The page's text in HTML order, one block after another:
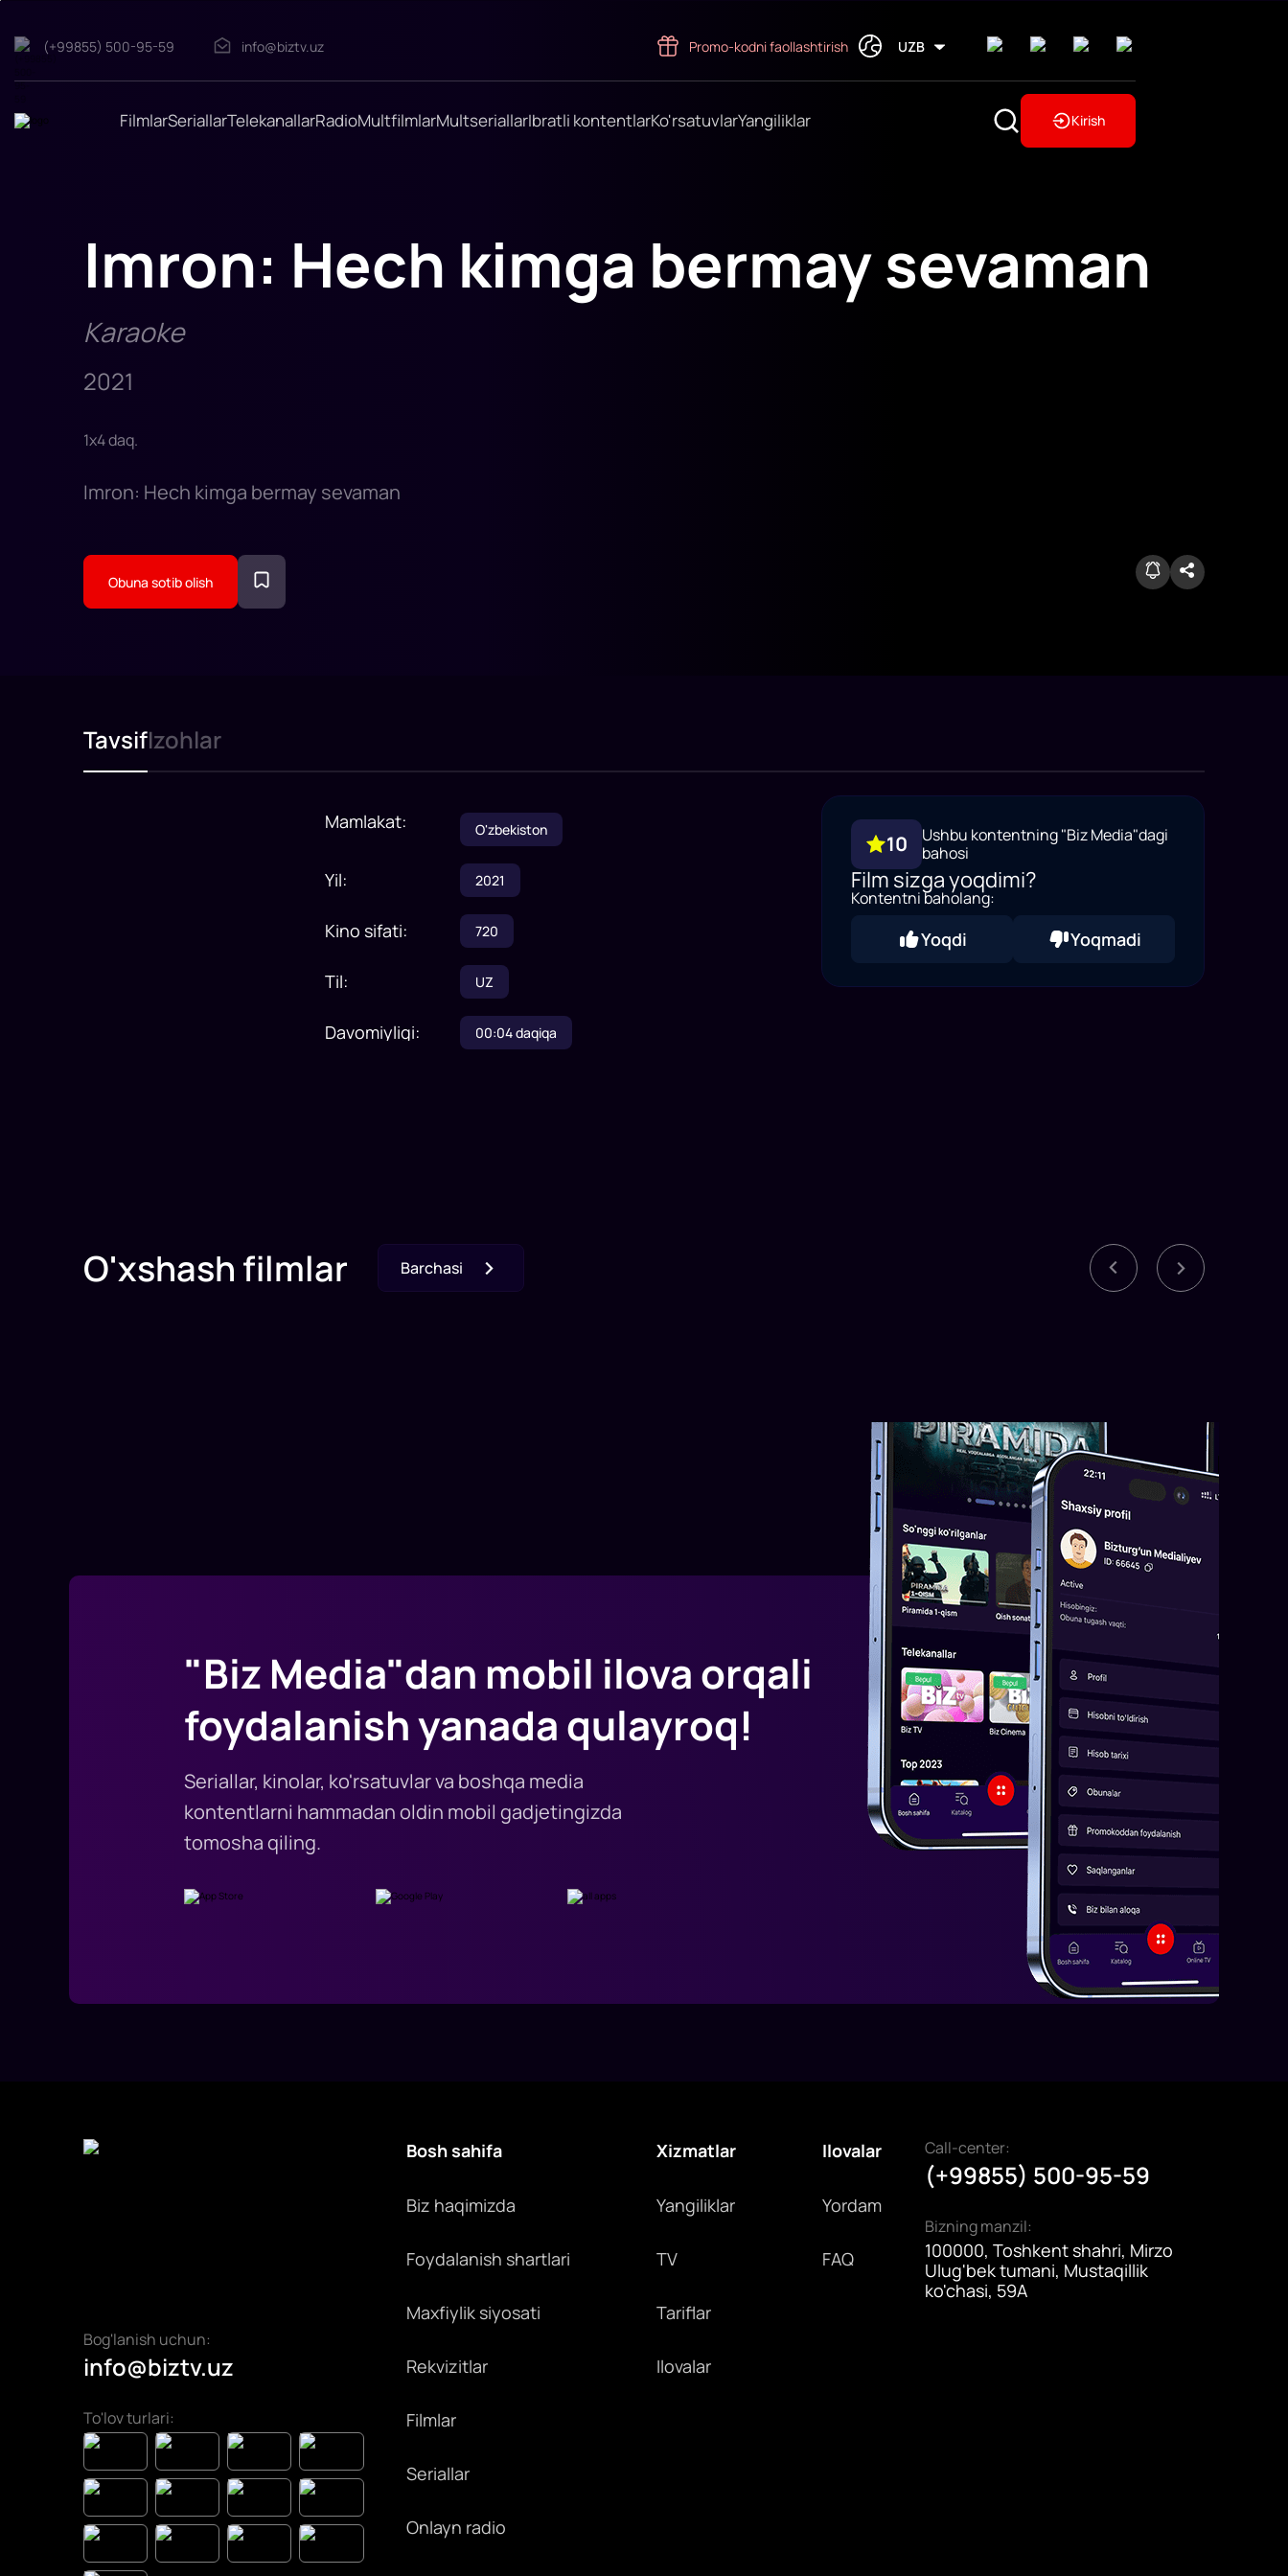
Hech
kimga
(+99855) 500-95-59 info@biztv.uz Promo-kodni faollashtirish UZB
FilmlarSeriallarTelekanallarRadioMultfilmlarMultseriallarIbratli kontentlarKo'rsatuvlarYangiliklar Kirish
Imron: Hech kimga bermay sevaman
Karaoke
2021
1x4daq.
Imron: Hech kimga bermay sevaman
Obuna sotib olish
TavsifIzohlar
Mamlakat: O'zbekiston
Yil: 2021
Kino sifati: 720
Til: UZ
Davomiyligi: 00:04daqiqa
10
Ushbu kontentning "Biz Media"dagi
bahosi
Film sizga yoqdimi?
Kontentni baholang:
Yoqdi Yoqmadi
O'xshash filmlar Barchasi
"Biz Media"dan mobil ilova orqali
foydalanish yanada qulayroq!
Seriallar, kinolar, ko'rsatuvlar va boshqa media
kontentlarni hammadan oldin mobil gadjetingizda
tomosha qiling.
Bog'lanish uchun:
info@biztv.uz
To'lov turlari:
Bosh sahifa
Biz haqimizda
Foydalanish shartlari
Maxfiylik siyosati
Rekvizitlar
Filmlar
Seriallar
Onlayn radio
Xizmatlar
Yangiliklar
TV
Tariflar
Ilovalar
Ilovalar
Yordam
FAQ
Call-center:
(+99855) 500-95-59
Bizning manzil:
100000, Toshkent shahri, Mirzo
Ulug'bek tumani, Mustaqillik
ko'chasi, 59A